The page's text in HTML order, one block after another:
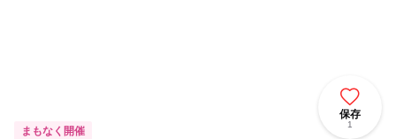
保存
1
まもなく開催